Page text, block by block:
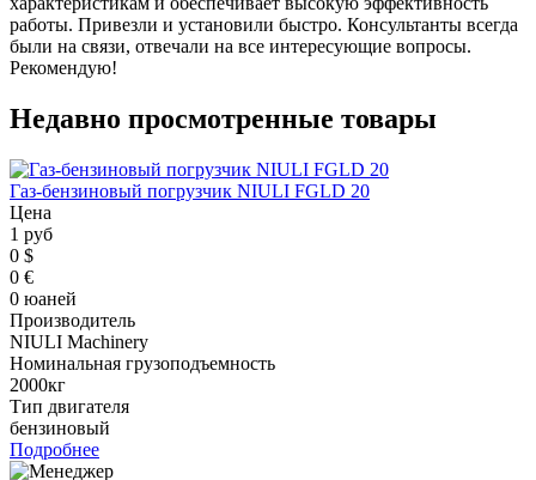
работы. Привезли и установили быстро. Консультанты всегда
были на связи, отвечали на все интересующие вопросы.
Рекомендую!
Недавно просмотренные товары
Газ-бензиновый погрузчик NIULI FGLD 20
Цена
1 руб
0 $
0 €
0 юаней
Производитель
NIULI Machinery
Номинальная грузоподъемность
2000кг
Тип двигателя
бензиновый
Подробнее